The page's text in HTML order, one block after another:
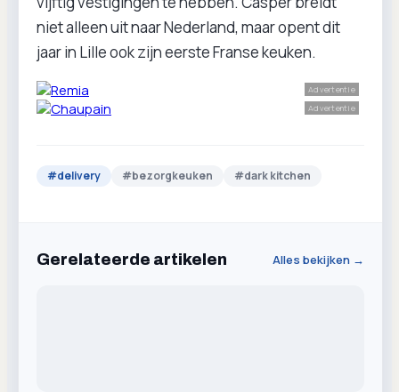
niet alleen uit naar Nederland, maar opent dit
jaar in Lille ook zijn eerste Franse keuken.
Advertentie
Advertentie
#delivery #bezorgkeuken #dark kitchen
Gerelateerde artikelen Alles bekijken →